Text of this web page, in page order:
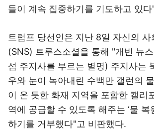
들이 계속 집중하기를 기도하고 있
트럼프 당선인은 지난 8일 자신의
(SNS) 트루스소셜을 통해 "개빈 뉴
섬 주지사를 부르는 별명) 주지사는
우와 눈이 녹아내린 수백만 갤런의
이 온 듯한 화재 지역을 포함한 캘리
역에 공급할 수 있도록 해주는 ‘물 복
하기를 거부했다"고 비판했다.